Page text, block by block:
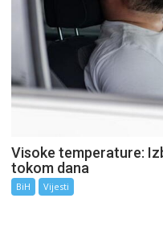
Visoke temperature:
tokom dana
BiH Vijesti